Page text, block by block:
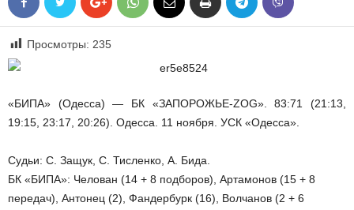
Просмотры: 235
«БИПА» (Одесса) — БК «ЗАПОРОЖЬЕ-ZOG». 83:71 (21:13,
19:15, 23:17, 20:26). Одесса. 11 ноября. УСК «Одесса».
Судьи: С. Защук, С. Тисленко, А. Бида.
БК «БИПА»: Челован (14 + 8 подборов), Артамонов (15 + 8
передач), Антонец (2), Фандербурк (16), Волчанов (2 + 6